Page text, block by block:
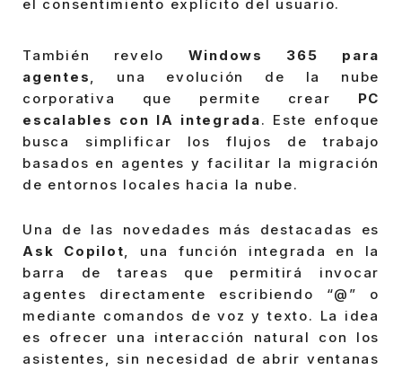
el consentimiento explícito del usuario.
También revelo Windows 365 para
agentes, una evolución de la nube
corporativa que permite crear PC
escalables con IA integrada. Este enfoque
busca simplificar los flujos de trabajo
basados en agentes y facilitar la migración
de entornos locales hacia la nube.
Una de las novedades más destacadas es
Ask Copilot, una función integrada en la
barra de tareas que permitirá invocar
agentes directamente escribiendo “@” o
mediante comandos de voz y texto. La idea
es ofrecer una interacción natural con los
asistentes, sin necesidad de abrir ventanas